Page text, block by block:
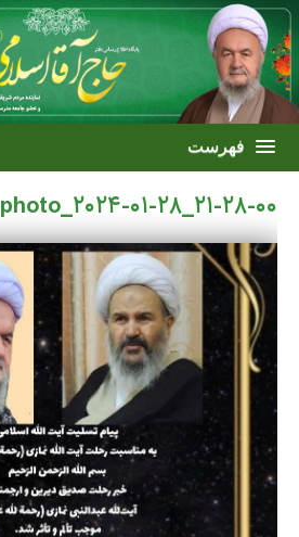
photo_۲۰۲۴-۰۱-۲۸_۲۱-۲۸-۰۰